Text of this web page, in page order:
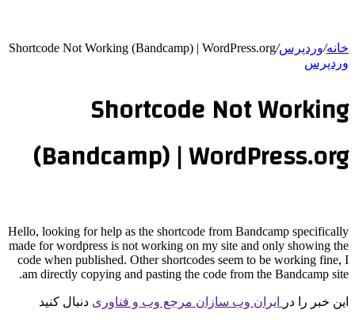
خانه/وردپرس/
Shortcode Not Working (Bandcamp) | WordPress.org
وردپرس
Shortcode Not Working
(Bandcamp) | WordPress.org
Hello, looking for help as the shortcode from Bandcamp specifically
made for wordpress is not working on my site and only showing the
code when published. Other shortcodes seem to be working fine, I
am directly copying and pasting the code from the Bandcamp site.
این خبر را در ایران وب سازان مرجع وب و فناوری دنبال کنید